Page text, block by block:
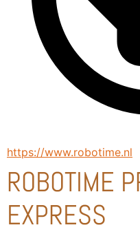
https://www.robotime.nl
ROBOTIME
EXPRESS